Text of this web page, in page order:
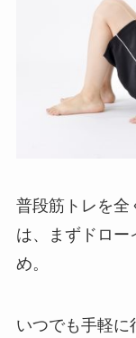
普段筋トレを全
は、まずドロー
め。
いつでも手軽に